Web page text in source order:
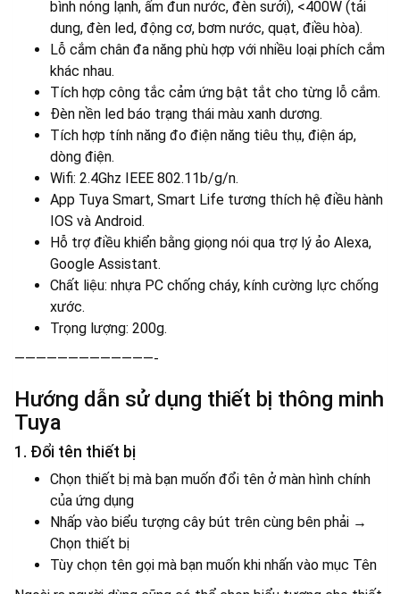
bình nóng lạnh, ấm đun nước, đèn sưởi), <400W (tải
dung, đèn led, động cơ, bơm nước, quạt, điều hòa).
Lỗ cắm chân đa năng phù hợp với nhiều loại phích cắm
khác nhau.
Tích hợp công tắc cảm ứng bật tắt cho từng lỗ cắm.
Đèn nền led báo trạng thái màu xanh dương.
Tích hợp tính năng đo điện năng tiêu thụ, điện áp,
dòng điện.
Wifi: 2.4Ghz IEEE 802.11b/g/n.
App Tuya Smart, Smart Life tương thích hệ điều hành
IOS và Android.
Hỗ trợ điều khiển bằng giọng nói qua trợ lý ảo Alexa,
Google Assistant.
Chất liệu: nhựa PC chống cháy, kính cường lực chống
xước.
Trọng lượng: 200g.
—————————————-
Hướng dẫn sử dụng thiết bị thông minh
Tuya
1. Đổi tên thiết bị
Chọn thiết bị mà bạn muốn đổi tên ở màn hình chính
của ứng dụng
Nhấp vào biểu tượng cây bút trên cùng bên phải →
Chọn thiết bị
Tùy chọn tên gọi mà bạn muốn khi nhấn vào mục Tên